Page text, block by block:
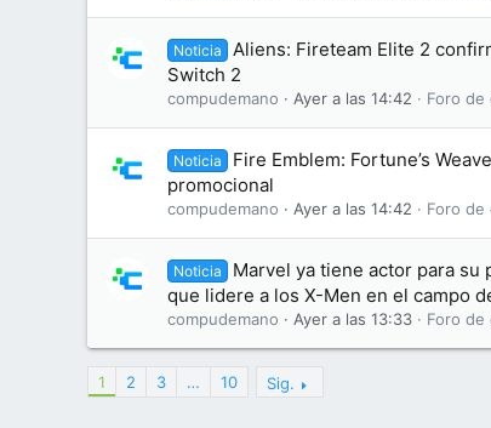
Noticia
Aliens: Fireteam Elite 2
Switch 2
compudemano Ayer a las 14:42 Foro de
Noticia
Fire Emblem: Fortune’s
promocional
compudemano Ayer a las 14:42 Foro de
Noticia
Marvel ya tiene actor para su
que lidere a los X-Men en el campo
compudemano Ayer a las 13:33 Foro de
1 2 3 … 10 Sig.